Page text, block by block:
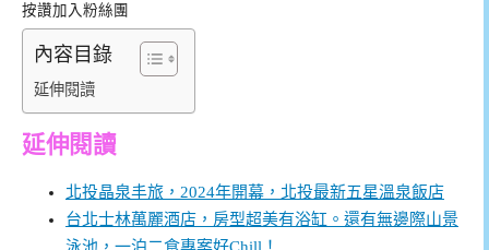
按讚加入粉絲團
內容目錄
延伸閱讀
延伸閱讀
北投晶泉丰旅，2024年開幕，北投最新五星溫泉飯店
台北士林萬麗酒店，房型超美有浴缸。還有無邊際山景